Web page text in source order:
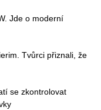
Jde o moderní
Tvůrci přiznali, že
se zkontrolovat